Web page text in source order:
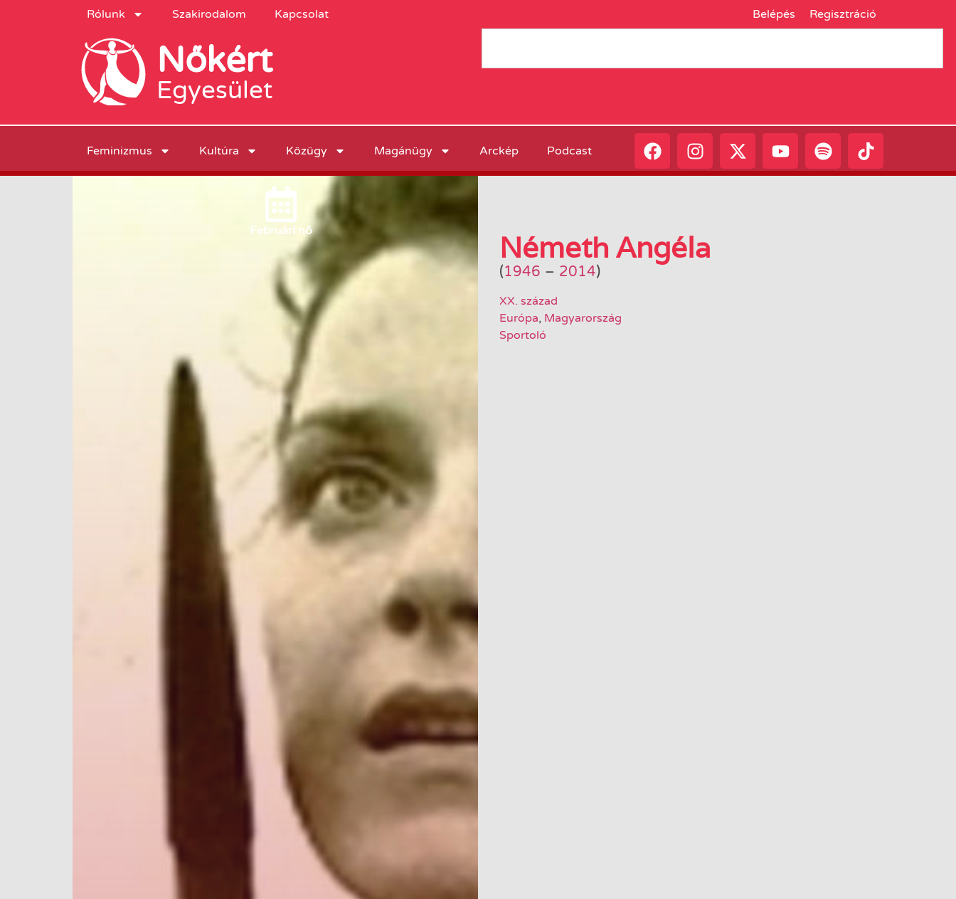
Rólunk Szakirodalom Kapcsolat Belépés Regisztráció
Nőkért
Egyesület
Feminizmus Kultúra Közügy Magánügy Arckép Podcast
Februári nő Németh Angéla
(1946 – 2014)
XX. század
Európa, Magyarország
Sportoló